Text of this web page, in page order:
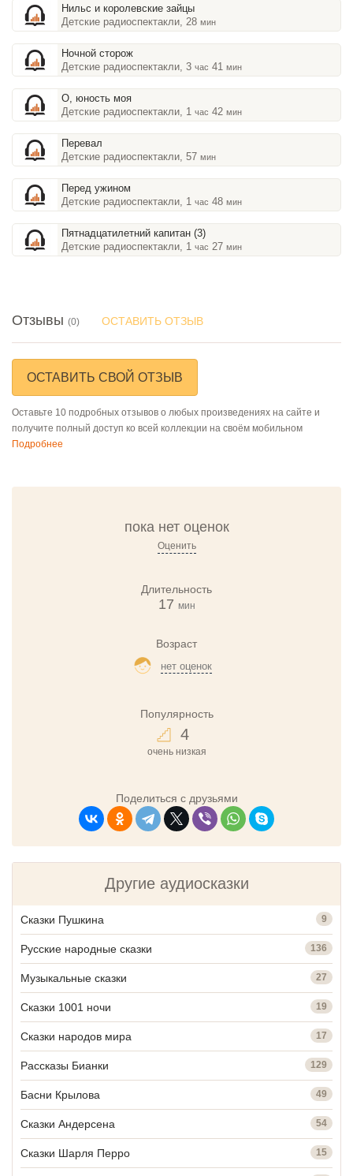
Нильс и королевские зайцы
Детские радиоспектакли, 28мин
Ночной сторож
Детские радиоспектакли, 3час 41мин
О, юность моя
Детские радиоспектакли, 1час 42мин
Перевал
Детские радиоспектакли, 57мин
Перед ужином
Детские радиоспектакли, 1час 48мин
Пятнадцатилетний капитан (3)
Детские радиоспектакли, 1час 27мин
Отзывы (0) ОСТАВИТЬ ОТЗЫВ
ОСТАВИТЬ СВОЙ ОТЗЫВ
Оставьте 10 подробных отзывов о любых произведениях на сайте и
получите полный доступ ко всей коллекции на своём мобильном
Подробнее
пока нет оценок
Оценить
Длительность
17 мин
Возраст
нет оценок
Популярность
4
очень низкая
Поделиться с друзьями
Другие аудиосказки
Сказки Пушкина 9
Русские народные сказки 136
Музыкальные сказки 27
Сказки 1001 ночи 19
Сказки народов мира 17
Рассказы Бианки 129
Басни Крылова 49
Сказки Андерсена 54
Сказки Шарля Перро 15